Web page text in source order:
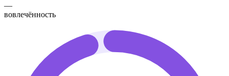
—
вовлечённость